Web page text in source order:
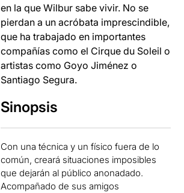
en la que Wilbur sabe vivir. No se
pierdan a un acróbata imprescindible,
que ha trabajado en importantes
compañías como el Cirque du Soleil o
artistas como Goyo Jiménez o
Santiago Segura.
Sinopsis
Con una técnica y un físico fuera de lo
común, creará situaciones imposibles
que dejarán al público anonadado.
Acompañado de sus amigos